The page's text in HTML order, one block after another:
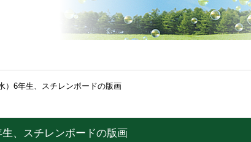
）6年生、スチレンボードの版画
、スチレンボードの版画